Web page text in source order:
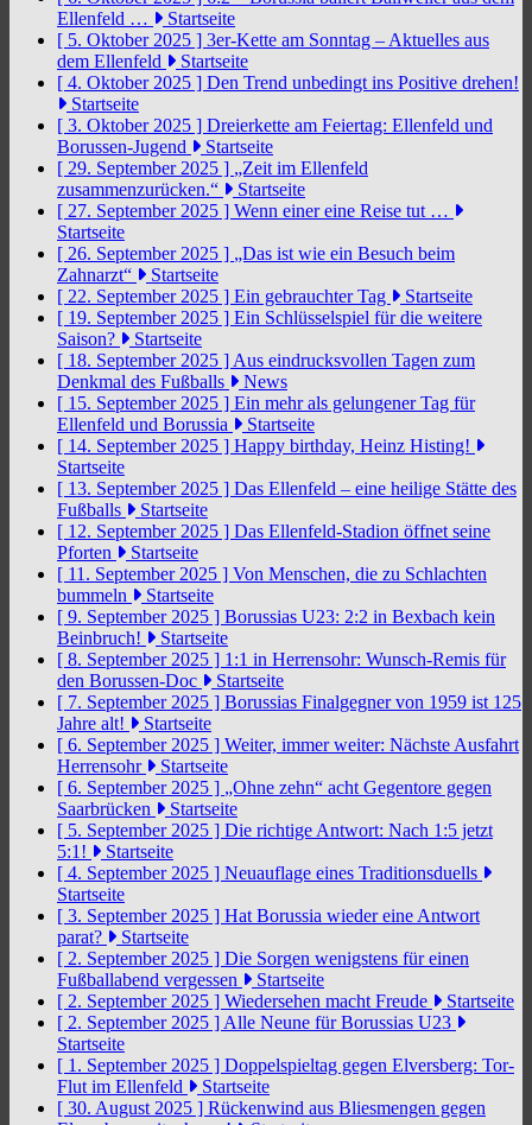
Ellenfeld …
Startseite
[ 5. Oktober 2025 ] 3er-Kette am Sonntag – Aktuelles aus
dem Ellenfeld
Startseite
[ 4. Oktober 2025 ] Den Trend unbedingt ins Positive drehen!
Startseite
[ 3. Oktober 2025 ] Dreierkette am Feiertag: Ellenfeld und
Borussen-Jugend
Startseite
[ 29. September 2025 ] „Zeit im Ellenfeld
zusammenzurücken.“
Startseite
[ 27. September 2025 ] Wenn einer eine Reise tut …
Startseite
[ 26. September 2025 ] „Das ist wie ein Besuch beim
Zahnarzt“
Startseite
[ 22. September 2025 ] Ein gebrauchter Tag
Startseite
[ 19. September 2025 ] Ein Schlüsselspiel für die weitere
Saison?
Startseite
[ 18. September 2025 ] Aus eindrucksvollen Tagen zum
Denkmal des Fußballs
News
[ 15. September 2025 ] Ein mehr als gelungener Tag für
Ellenfeld und Borussia
Startseite
[ 14. September 2025 ] Happy birthday, Heinz Histing!
Startseite
[ 13. September 2025 ] Das Ellenfeld – eine heilige Stätte des
Fußballs
Startseite
[ 12. September 2025 ] Das Ellenfeld-Stadion öffnet seine
Pforten
Startseite
[ 11. September 2025 ] Von Menschen, die zu Schlachten
bummeln
Startseite
[ 9. September 2025 ] Borussias U23: 2:2 in Bexbach kein
Beinbruch!
Startseite
[ 8. September 2025 ] 1:1 in Herrensohr: Wunsch-Remis für
den Borussen-Doc
Startseite
[ 7. September 2025 ] Borussias Finalgegner von 1959 ist 125
Jahre alt!
Startseite
[ 6. September 2025 ] Weiter, immer weiter: Nächste Ausfahrt
Herrensohr
Startseite
[ 6. September 2025 ] „Ohne zehn“ acht Gegentore gegen
Saarbrücken
Startseite
[ 5. September 2025 ] Die richtige Antwort: Nach 1:5 jetzt
5:1!
Startseite
[ 4. September 2025 ] Neuauflage eines Traditionsduells
Startseite
[ 3. September 2025 ] Hat Borussia wieder eine Antwort
parat?
Startseite
[ 2. September 2025 ] Die Sorgen wenigstens für einen
Fußballabend vergessen
Startseite
[ 2. September 2025 ] Wiedersehen macht Freude
Startseite
[ 2. September 2025 ] Alle Neune für Borussias U23
Startseite
[ 1. September 2025 ] Doppelspieltag gegen Elversberg: Tor-
Flut im Ellenfeld
Startseite
[ 30. August 2025 ] Rückenwind aus Bliesmengen gegen